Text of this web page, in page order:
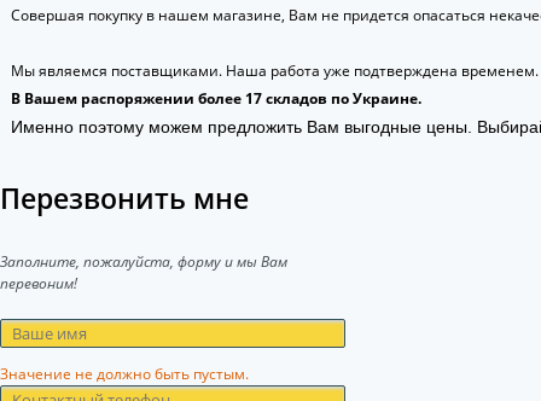
Совершая покупку в нашем магазине, Вам не придется опасаться
Мы являемся поставщиками. Наша работа уже подтверждена временем.
В Вашем распоряжении более 17 складов по Украине.
Именно поэтому можем предложить Вам выгодные цены.
Перезвонить мне
Заполните, пожалуйста, форму и мы Вам
перевоним!
Значение не должно быть пустым.